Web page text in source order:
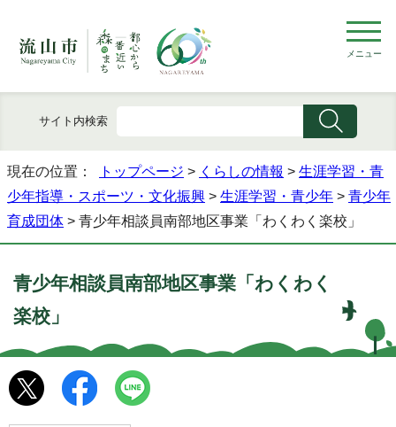
メニュー
サイト内検索
現在の位置： トップページ > くらしの情報 > 生涯学習・青
少年指導・スポーツ・文化振興 > 生涯学習・青少年 > 青少年
育成団体 > 青少年相談員南部地区事業「わくわく楽校」
青少年相談員南部地区事業「わくわく
楽校」